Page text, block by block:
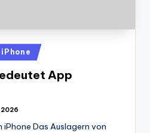
iPhone
App
2026
Das Auslagern von